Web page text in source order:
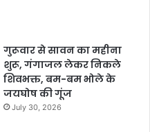
गुरूवार से सावन का महीना
शुरू, गंगाजल लेकर निकले
शिवभक्त, बम-बम भोले के
जयघोष की गूंज
July 30, 2026